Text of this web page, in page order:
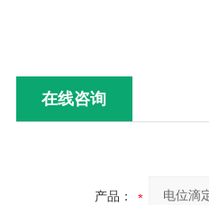
在线咨询
产品：